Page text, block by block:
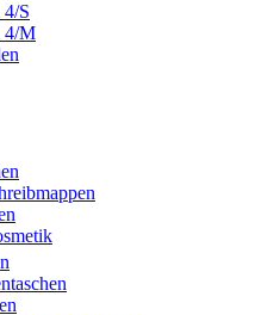
S
4/M